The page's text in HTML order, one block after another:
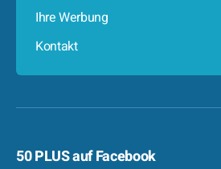
Ihre Werbung
Kontakt
50 PLUS auf Facebook